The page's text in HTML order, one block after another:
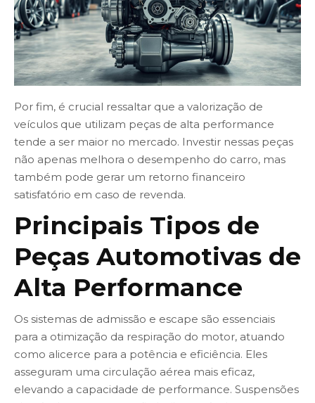
Por fim, é crucial ressaltar que a valorização de
veículos que utilizam peças de alta performance
tende a ser maior no mercado. Investir nessas peças
não apenas melhora o desempenho do carro, mas
também pode gerar um retorno financeiro
satisfatório em caso de revenda.
Principais Tipos de
Peças Automotivas de
Alta Performance
Os sistemas de admissão e escape são essenciais
para a otimização da respiração do motor, atuando
como alicerce para a potência e eficiência. Eles
asseguram uma circulação aérea mais eficaz,
elevando a capacidade de performance. Suspensões